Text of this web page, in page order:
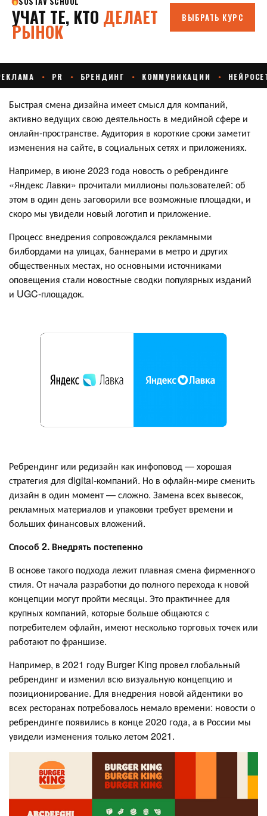
Быстрая смена дизайна имеет смысл для компаний,
активно ведущих свою деятельность в медийной сфере и
онлайн-пространстве. Аудитория в короткие сроки заметит
изменения на сайте, в социальных сетях и приложениях.
Например, в июне 2023 года новость о ребрендинге
«Яндекс Лавки» прочитали миллионы пользователей: об
этом в один день заговорили все возможные площадки, и
скоро мы увидели новый логотип и приложение.
Процесс внедрения сопровождался рекламными
билбордами на улицах, баннерами в метро и других
общественных местах, но основными источниками
оповещения стали новостные сводки популярных изданий
и UGC-площадок.
Ребрендинг или редизайн как инфоповод — хорошая
стратегия для digital-компаний. Но в офлайн-мире сменить
дизайн в один момент — сложно. Замена всех вывесок,
рекламных материалов и упаковки требует времени и
больших финансовых вложений.
Способ 2. Внедрять постепенно
В основе такого подхода лежит плавная смена фирменного
стиля. От начала разработки до полного перехода к новой
концепции могут пройти месяцы. Это практичнее для
крупных компаний, которые больше общаются с
потребителем офлайн, имеют несколько торговых точек или
работают по франшизе.
Например, в 2021 году Burger King провел глобальный
ребрендинг и изменил всю визуальную концепцию и
позиционирование. Для внедрения новой айдентики во
всех ресторанах потребовалось немало времени: новости о
ребрендинге появились в конце 2020 года, а в России мы
увидели изменения только летом 2021.